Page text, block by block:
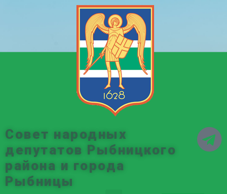
Совет народных
депутатов Рыбницкого
района и города
Рыбницы